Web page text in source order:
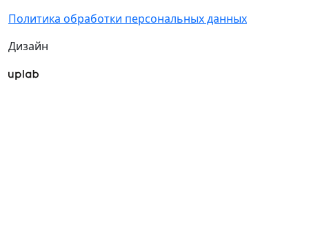
Политика обработки персональных данных
Дизайн